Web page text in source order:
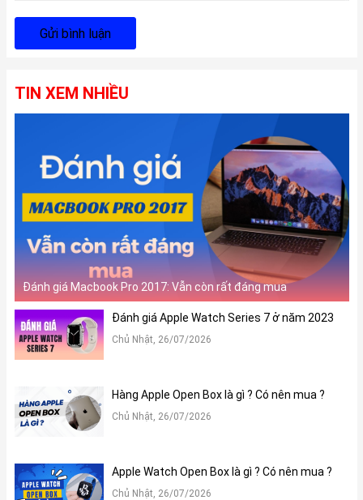
Gửi bình luận
TIN XEM NHIỀU
Đánh giá Macbook Pro 2017: Vẫn còn rất đáng mua
Đánh giá Apple Watch Series 7 ở năm 2023
Chủ Nhật, 26/07/2026
Hàng Apple Open Box là gì ? Có nên mua ?
Chủ Nhật, 26/07/2026
Apple Watch Open Box là gì ? Có nên mua ?
Chủ Nhật, 26/07/2026